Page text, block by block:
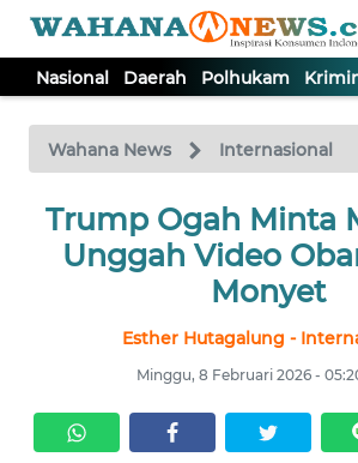
Nasional Daerah Polhukam
Wahana News Internasional
Trump Ogah Minta
Unggah Video
Monyet
Esther Hutagalung -
Minggu, 8 Februari 2026 -
TV
Tutup
NASIONAL
POLHUKAM
KRIMINAL